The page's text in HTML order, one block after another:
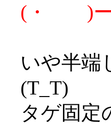
(・ )ー
いや半端
(T_T)
タゲ固定